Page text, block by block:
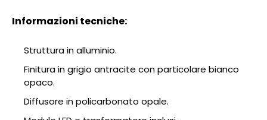
Informazioni tecniche:
Struttura in alluminio.
Finitura in grigio antracite con particolare bianco
opaco.
Diffusore in policarbonato opale.